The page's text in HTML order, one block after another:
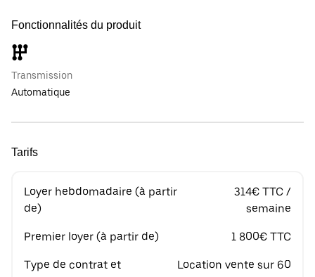
Fonctionnalités du produit
Transmission
Automatique
Tarifs
Loyer hebdomadaire (à partir
de)
314€ TTC /
semaine
Premier loyer (à partir de) 1 800€ TTC
Type de contrat et
Location vente sur 60